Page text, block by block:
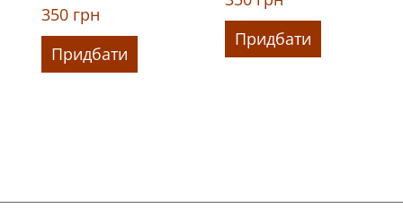
350 грн
Придбати
Придбати